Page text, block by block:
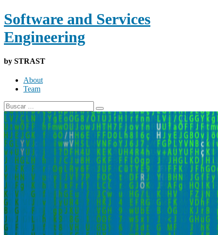
Software and Services
Engineering
by STRAST
About
Team